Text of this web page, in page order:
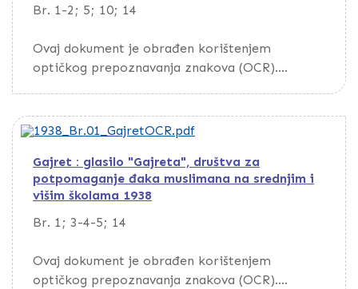
Br. 1-2; 5; 10; 14
Ovaj dokument je obrađen korištenjem
optičkog prepoznavanja znakova (OCR).
putem opcije Download
Gajret : glasilo "Gajreta", društva za
potpomaganje đaka muslimana na srednjim i
višim školama 1938
Br. 1; 3-4-5; 14
Ovaj dokument je obrađen korištenjem
optičkog prepoznavanja znakova (OCR).